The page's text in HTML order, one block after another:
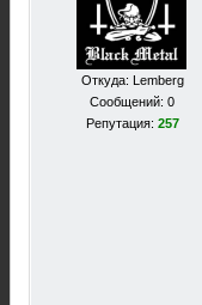
Откуда: Lemberg
Сообщений: 0
Репутация: 257